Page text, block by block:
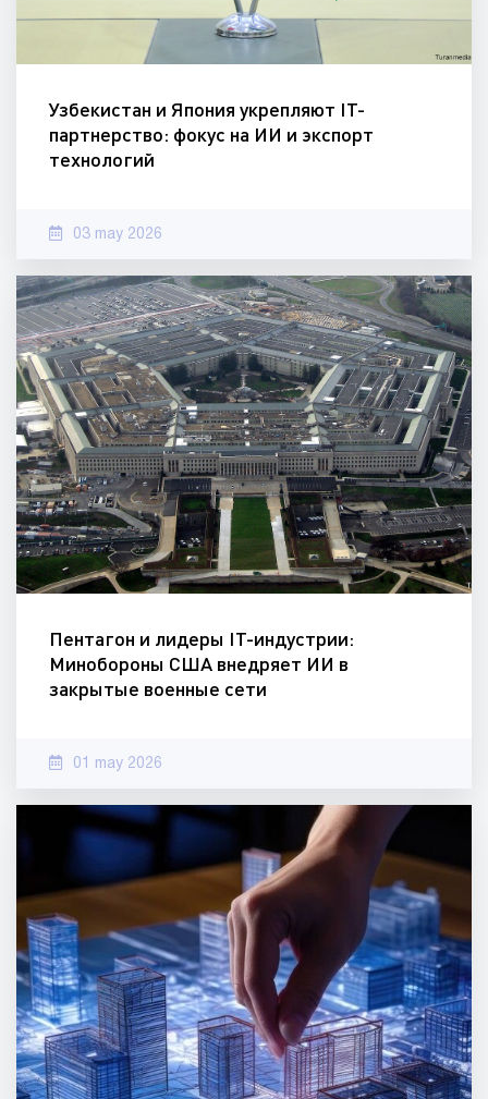
Узбекистан и Япония укрепляют IT-
партнерство: фокус на ИИ и экспорт
технологий
03 may 2026
Пентагон и лидеры IT-индустрии:
Минобороны США внедряет ИИ в
закрытые военные сети
01 may 2026